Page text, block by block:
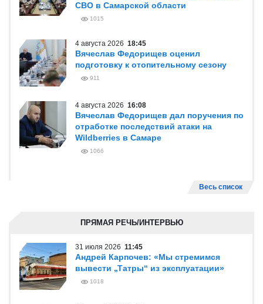
СВО в Самарской области
1015
4 августа 2026 18:45
Вячеслав Федорищев оценил
подготовку к отопительному сезону
911
4 августа 2026 16:08
Вячеслав Федорищев дал поручения по
отработке последствий атаки на
Wildberries в Самаре
1066
Весь список
ПРЯМАЯ РЕЧЬ/ИНТЕРВЬЮ
31 июля 2026 11:45
Андрей Карпочев: «Мы стремимся
вывести „Татры“ из эксплуатации»
1018